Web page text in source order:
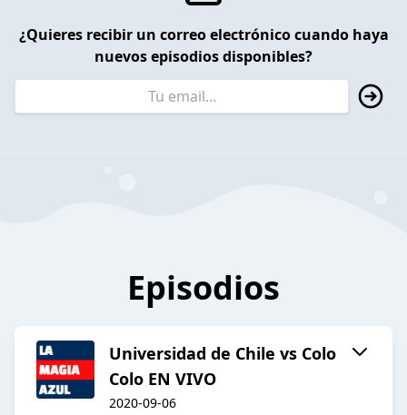
¿Quieres recibir un correo electrónico cuando haya
nuevos episodios disponibles?
Episodios
Universidad de Chile vs Colo
Colo EN VIVO
2020-09-06